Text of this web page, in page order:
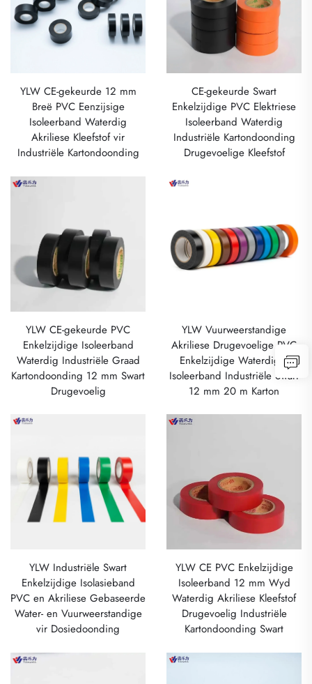
YLW CE-gekeurde 12 mm
Breë PVC Eenzijsige
Isoleerband Waterdig
Akriliese Kleefstof vir
Industriële Kartondoonding
CE-gekeurde Swart
Enkelzijdige PVC Elektriese
Isoleerband Waterdig
Industriële Kartondoonding
Drugevoelige Kleefstof
YLW CE-gekeurde PVC
Enkelzijdige Isoleerband
Waterdig Industriële Graad
Kartondoonding 12 mm Swart
Drugevoelig
YLW Vuurweerstandige
Akriliese Drugevoelige PVC
Enkelzijdige Waterdigte
Isoleerband Industriële Swart
12 mm 20 m Karton
YLW Industriële Swart
Enkelzijdige Isolasieband
PVC en Akriliese Gebaseerde
Water- en Vuurweerstandige
vir Dosiedoonding
YLW CE PVC Enkelzijdige
Isoleerband 12 mm Wyd
Waterdig Akriliese Kleefstof
Drugevoelig Industriële
Kartondoonding Swart